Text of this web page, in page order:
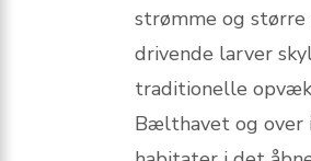
strømme og større
drivende larver
traditionelle
Bælthavet og over